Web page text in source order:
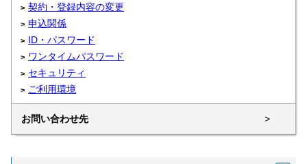
契約・登録内容の変更
申込関係
ID・パスワード
ワンタイムパスワード
セキュリティ
ご利用環境
お問い合わせ先 >